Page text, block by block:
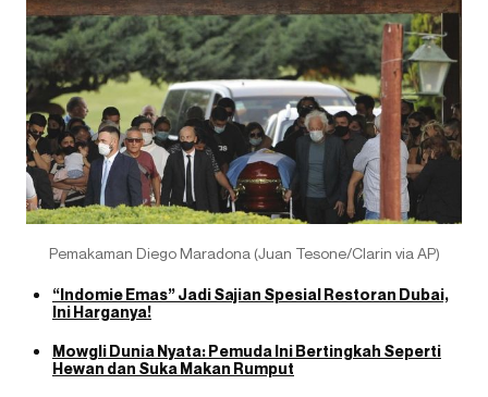
Pemakaman Diego Maradona (Juan Tesone/Clarin via AP)
“Indomie Emas” Jadi Sajian Spesial Restoran Dubai,
Ini Harganya!
Mowgli Dunia Nyata: Pemuda Ini Bertingkah Seperti
Hewan dan Suka Makan Rumput